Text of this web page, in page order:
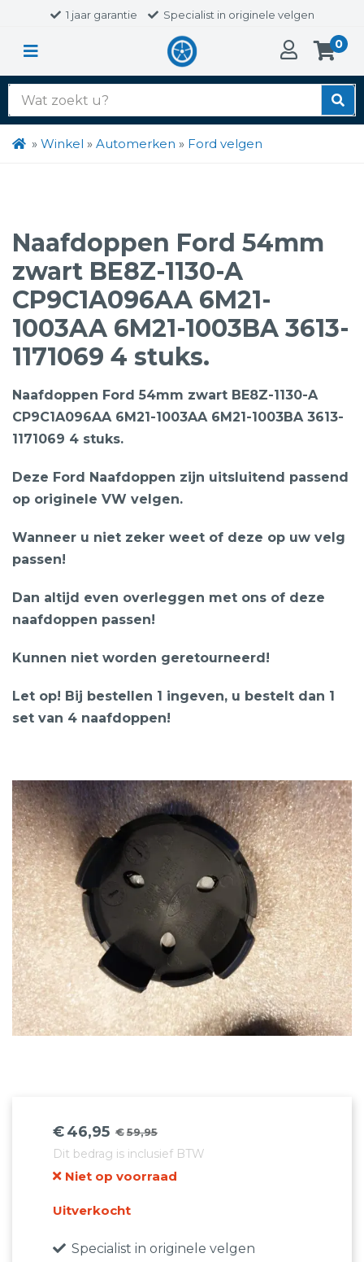
1 jaar garantie Specialist in originele velgen
0
Zoek
naar:
» Winkel » Automerken » Ford velgen
Naafdoppen Ford 54mm
zwart BE8Z-1130-A
CP9C1A096AA 6M21-
1003AA 6M21-1003BA 3613-
1171069 4 stuks.
Naafdoppen Ford 54mm zwart BE8Z-1130-A
CP9C1A096AA 6M21-1003AA 6M21-1003BA 3613-
1171069 4 stuks.
Deze Ford Naafdoppen zijn uitsluitend passend
op originele VW velgen.
Wanneer u niet zeker weet of deze op uw velg
passen!
Dan altijd even overleggen met ons of deze
naafdoppen passen!
Kunnen niet worden geretourneerd!
Let op! Bij bestellen 1 ingeven, u bestelt dan 1
set van 4 naafdoppen!
€59,95
Oorspronkelijke
prijs
was:
€59,95.
€46,95
Huidige
prijs
is:
€46,95.
Dit bedrag is inclusief BTW
Niet op voorraad
Uitverkocht
Specialist in originele velgen